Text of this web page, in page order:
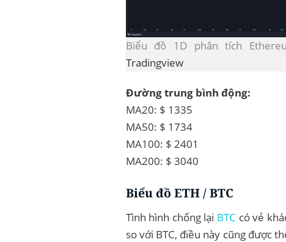
Biểu đồ 1D phân tích
Tradingview
Đường trung bình động:
MA20: $ 1335
MA50: $ 1734
MA100: $ 2401
MA200: $ 3040
Biểu đồ ETH / BTC
Tình hình chống lại BTC có vẻ
so với BTC, điều này cũng được